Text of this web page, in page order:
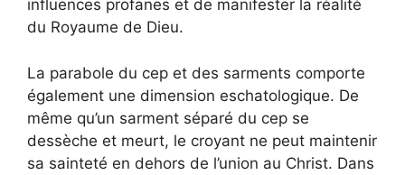
influences profanes et de manifester la réalité
du Royaume de Dieu.
La parabole du cep et des sarments comporte
également une dimension eschatologique. De
même qu’un sarment séparé du cep se
dessèche et meurt, le croyant ne peut maintenir
sa sainteté en dehors de l’union au Christ. Dans